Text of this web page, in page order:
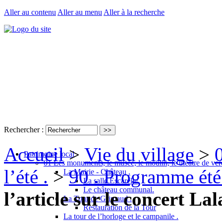
Aller au contenu Aller au menu Aller à la recherche
Patrimoine local
01 Les monuments, le musée, le moulin, le théâtre de
La Mairie - Château .
La salle Escarelle
Le château communal.
La Tour de Grimaud .
Restauration de la Tour
La tour de l’horloge et le campanile .
Rechercher :
Accueil> Vie du village >
l’été . >90 . Programme
l’article sur le concert